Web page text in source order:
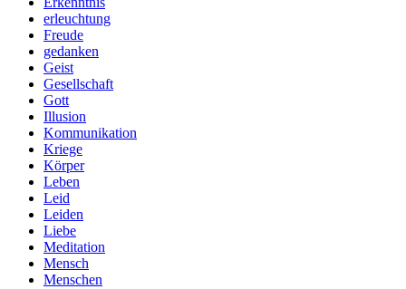
erleuchtung
Freude
gedanken
Geist
Gesellschaft
Gott
Illusion
Kommunikation
Kriege
Körper
Leben
Leid
Leiden
Liebe
Meditation
Mensch
Menschen